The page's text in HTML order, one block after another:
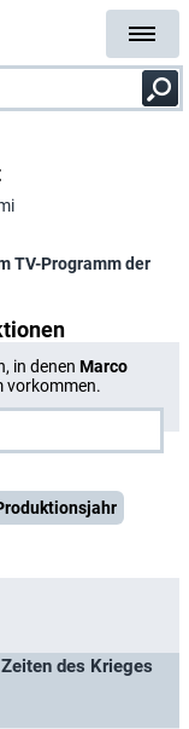
TV-Programm der
in denen Marco
vorkommen.
des Krieges